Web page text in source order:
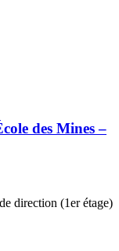
des Mines –
direction (1er étage)